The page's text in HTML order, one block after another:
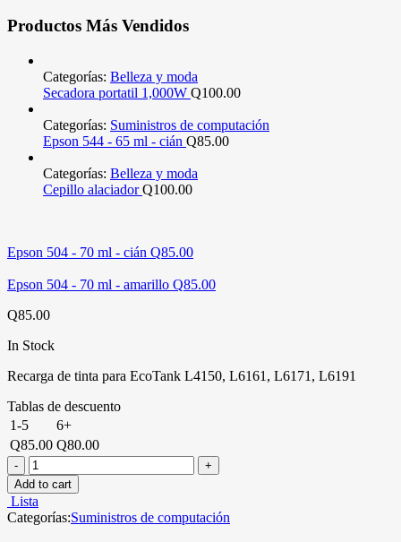
Productos Más Vendidos
Categorías: Belleza y moda
Secadora portatil 1,000W Q100.00
Categorías: Suministros de computación
Epson 544 - 65 ml - cián Q85.00
Categorías: Belleza y moda
Cepillo alaciadorQ100.00
Epson 504 - 70 ml - cián Q85.00
Epson 504 - 70 ml - amarillo Q85.00
Q85.00
In Stock
Recarga de tinta para EcoTank L4150, L6161, L6171, L6191
Tablas de descuento
1-5
6+
Q85.00 Q80.00
Add to cart
Lista
Categorías:Suministros de computación